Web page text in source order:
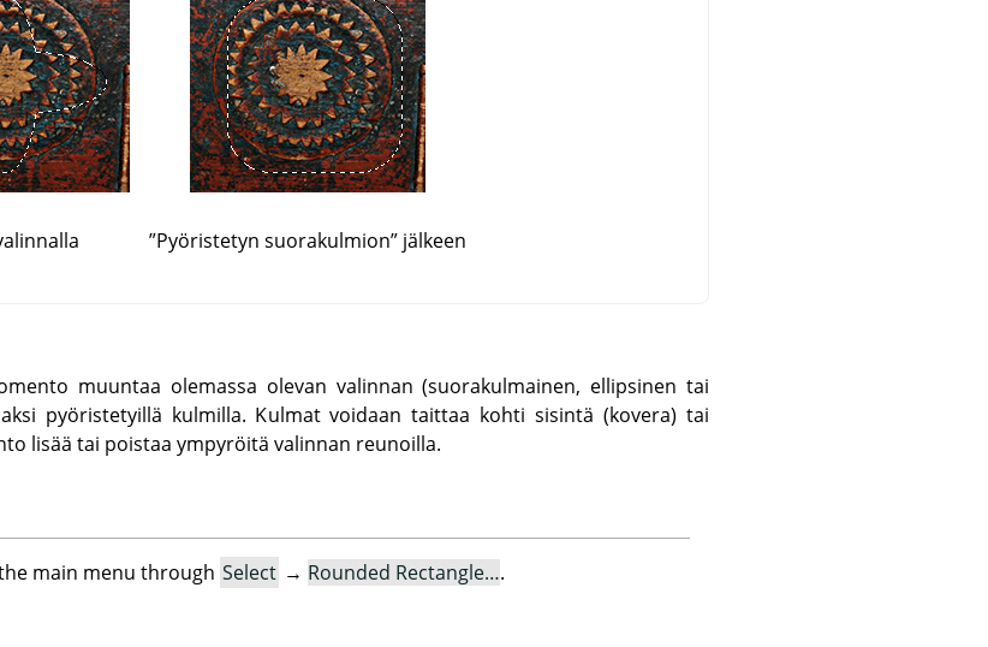
”Pyöristetyn suorakulmion” jälkeen
muuntaa olemassa olevan valinnan (suorakulmainen, ellipsinen tai
pyöristetyillä kulmilla. Kulmat voidaan taittaa kohti sisintä (kovera) tai
lisää tai poistaa ympyröitä valinnan reunoilla.
main menu through Select → Rounded Rectangle….